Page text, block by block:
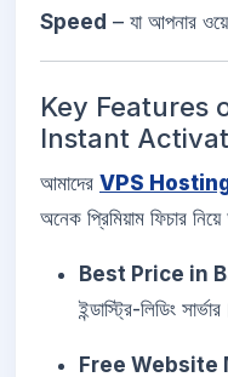
Speed – যা আপনার
Key Features
Instant
আমাদের VPS
অনেক প্রিমিয়াম ফিচার
Best Price in
ইন্ডাস্ট্রি-লিডিং
Free Website